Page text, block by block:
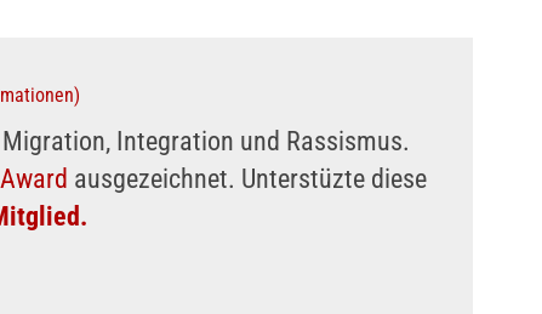
Integration und Rassismus.
ausgezeichnet. Unterstüzte diese